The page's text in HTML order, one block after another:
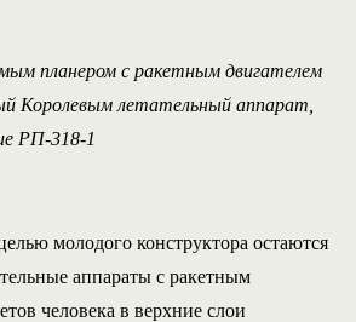
планером с ракетным двигателем
Королевым летательный аппарат,
РП-318-1
молодого конструктора остаются
аппараты с ракетным
человека в верхние слои